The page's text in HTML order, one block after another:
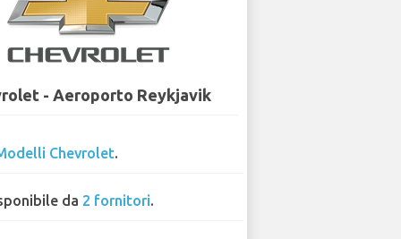
- Aeroporto Reykjavik
Chevrolet.
da 2 fornitori.